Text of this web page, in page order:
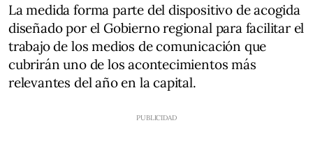
La medida forma parte del dispositivo de acogida
diseñado por el Gobierno regional para facilitar el
trabajo de los medios de comunicación que
cubrirán uno de los acontecimientos más
relevantes del año en la capital.